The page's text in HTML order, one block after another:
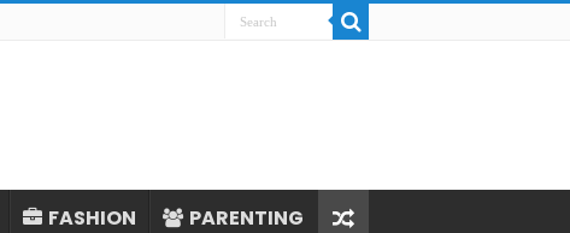
FASHION PARENTING